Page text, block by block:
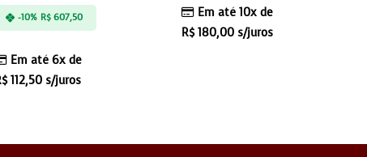
Em até 6x de
112,50 s/juros
-10% R$607,50
Em até 10x de
R$180,00s/juros